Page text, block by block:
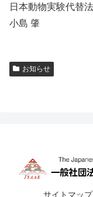
日本動物実験代替
小島 肇
お知らせ
サイトマップ